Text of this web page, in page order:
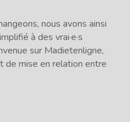
nous avons ainsi
à des vrai·e·s
sur Madietenligne,
de mise en relation entre